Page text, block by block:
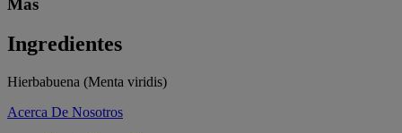
Más
Ingredientes
Hierbabuena (Menta viridis)
Acerca De Nosotros